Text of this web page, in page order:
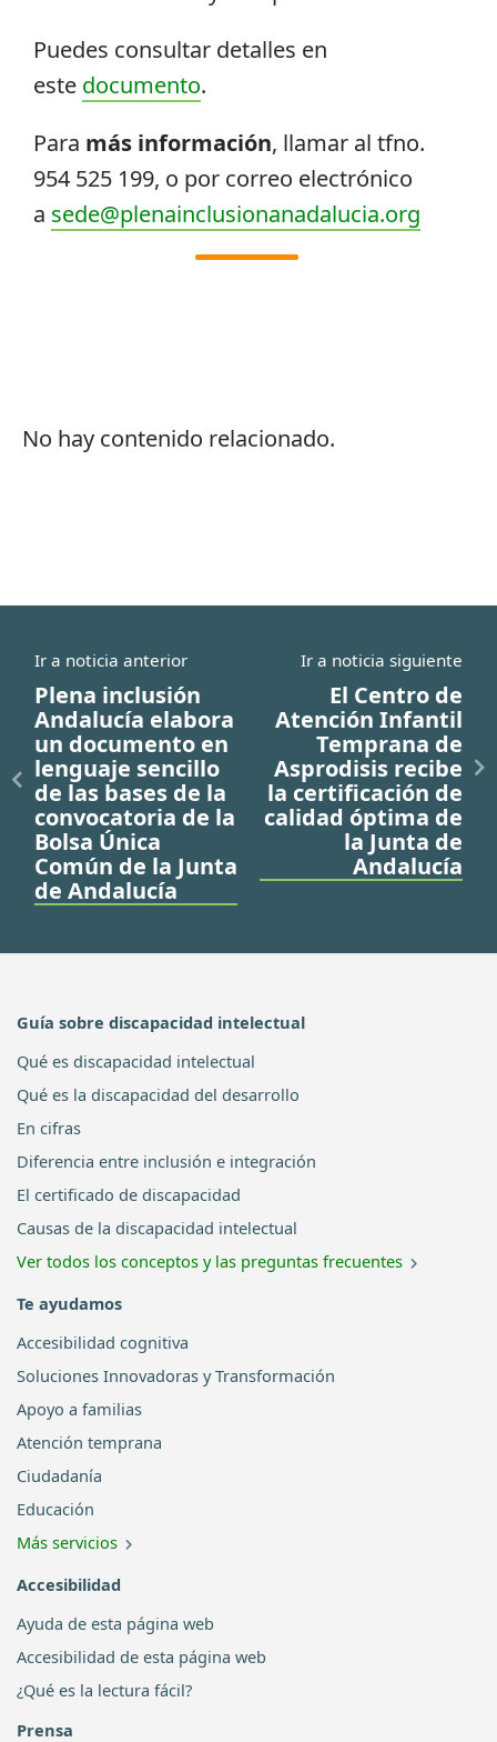
Puedes consultar detalles en
este documento.
Para más información, llamar al tfno.
954 525 199, o por correo electrónico
a sede@plenainclusionanadalucia.org
No hay contenido relacionado.
Ir a noticia anterior
Plena inclusión
Andalucía elabora
un documento en
lenguaje sencillo
de las bases de la
convocatoria de la
Bolsa Única
Común de la Junta
de Andalucía
Ir a noticia siguiente
El Centro de
Atención Infantil
Temprana de
Asprodisis recibe
la certificación de
calidad óptima de
la Junta de
Andalucía
Guía sobre discapacidad intelectual
Qué es discapacidad intelectual
Qué es la discapacidad del desarrollo
En cifras
Diferencia entre inclusión e integración
El certificado de discapacidad
Causas de la discapacidad intelectual
Ver todos los conceptos y las preguntas frecuentes
Te ayudamos
Accesibilidad cognitiva
Soluciones Innovadoras y Transformación
Apoyo a familias
Atención temprana
Ciudadanía
Educación
Más servicios
Accesibilidad
Ayuda de esta página web
Accesibilidad de esta página web
¿Qué es la lectura fácil?
Prensa